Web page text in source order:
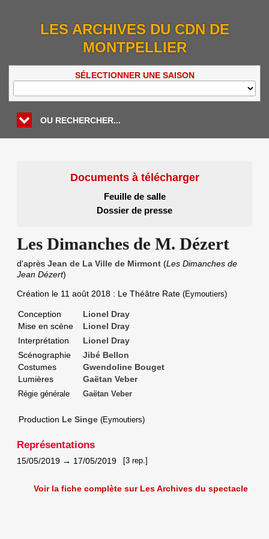
LES ARCHIVES DU CDN DE
MONTPELLIER
SÉLECTIONNER UNE SAISON
OU RECHERCHER...
Documents à télécharger
Feuille de salle
Dossier de presse
Les Dimanches de M. Dézert
d'après Jean de La Ville de Mirmont (Les Dimanches de
Jean Dézert)
Création le 11 août 2018 : Le Théâtre Rate (Eymoutiers)
Conception
Lionel Dray
Mise en scène
Lionel Dray
Interprétation
Lionel Dray
Scénographie
Jibé Bellon
Costumes
Gwendoline Bouget
Lumières
Gaëtan Veber
Régie générale Gaëtan Veber
Production Le Singe (Eymoutiers)
Représentations
15/05/2019 → 17/05/2019 [3 rep.]
Voir la fiche complète sur Les Archives du spectacle